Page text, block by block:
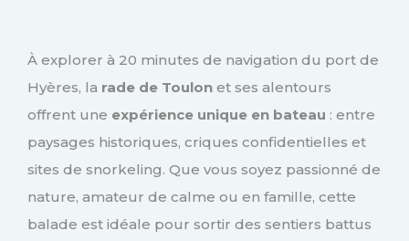
À explorer à 20 minutes de navigation du port de
Hyères, la rade de Toulon et ses alentours
offrent une expérience unique en bateau : entre
paysages historiques, criques confidentielles et
sites de snorkeling. Que vous soyez passionné de
nature, amateur de calme ou en famille, cette
balade est idéale pour sortir des sentiers battus